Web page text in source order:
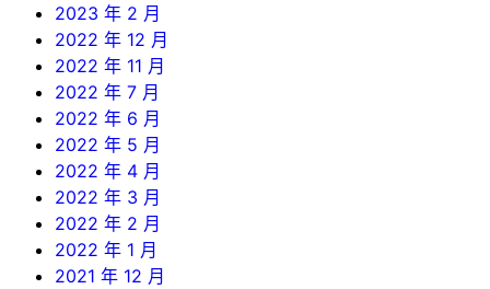
2023 年 2 月
2022 年 12 月
2022 年 11 月
2022 年 7 月
2022 年 6 月
2022 年 5 月
2022 年 4 月
2022 年 3 月
2022 年 2 月
2022 年 1 月
2021 年 12 月